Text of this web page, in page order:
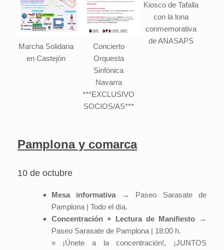
Marcha Solidaria
en Castejón
Concierto
Orquesta
Sinfónica
Navarra
***EXCLUSIVO
SOCIOS/AS***
Kiosco de Tafalla
con la lona
conmemorativa
de ANASAPS
Pamplona y comarca
10 de octubre
Mesa informativa → Paseo Sarasate de
Pamplona | Todo el día.
Concentración + Lectura de Manifiesto→
Paseo Sarasate de Pamplona | 18:00 h.
» ¡Únete a la concentración!, ¡JUNTOS